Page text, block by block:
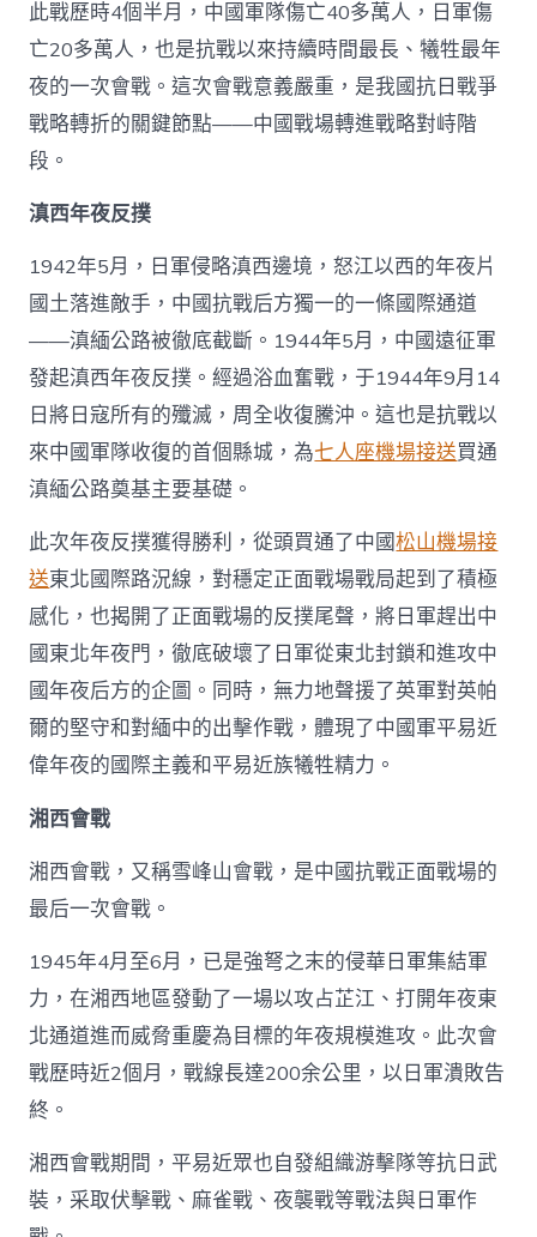
此戰歷時4個半月，中國軍隊傷亡40多萬人，日軍傷
亡20多萬人，也是抗戰以來持續時間最長、犧牲最年
夜的一次會戰。這次會戰意義嚴重，是我國抗日戰爭
戰略轉折的關鍵節點——中國戰場轉進戰略對峙階
段。
滇西年夜反撲
1942年5月，日軍侵略滇西邊境，怒江以西的年夜片
國土落進敵手，中國抗戰后方獨一的一條國際通道
——滇緬公路被徹底截斷。1944年5月，中國遠征軍
發起滇西年夜反撲。經過浴血奮戰，于1944年9月14
日將日寇所有的殲滅，周全收復騰沖。這也是抗戰以
來中國軍隊收復的首個縣城，為七人座機場接送買通
滇緬公路奠基主要基礎。
此次年夜反撲獲得勝利，從頭買通了中國松山機場接
送東北國際路況線，對穩定正面戰場戰局起到了積極
感化，也揭開了正面戰場的反撲尾聲，將日軍趕出中
國東北年夜門，徹底破壞了日軍從東北封鎖和進攻中
國年夜后方的企圖。同時，無力地聲援了英軍對英帕
爾的堅守和對緬中的出擊作戰，體現了中國軍平易近
偉年夜的國際主義和平易近族犧牲精力。
湘西會戰
湘西會戰，又稱雪峰山會戰，是中國抗戰正面戰場的
最后一次會戰。
1945年4月至6月，已是強弩之末的侵華日軍集結軍
力，在湘西地區發動了一場以攻占芷江、打開年夜東
北通道進而威脅重慶為目標的年夜規模進攻。此次會
戰歷時近2個月，戰線長達200余公里，以日軍潰敗告
終。
湘西會戰期間，平易近眾也自發組織游擊隊等抗日武
裝，采取伏擊戰、麻雀戰、夜襲戰等戰法與日軍作